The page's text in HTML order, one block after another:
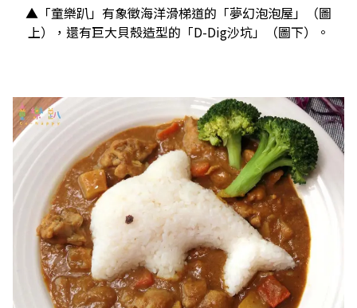
▲「童樂趴」有象徵海洋滑梯道的「夢幻泡泡屋」（圖
上），還有巨大貝殼造型的「D-Dig沙坑」（圖下）。